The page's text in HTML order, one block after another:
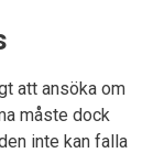
att ansöka om
måste dock
inte kan falla